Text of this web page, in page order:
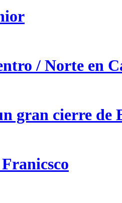
/ Norte en
gran cierre de